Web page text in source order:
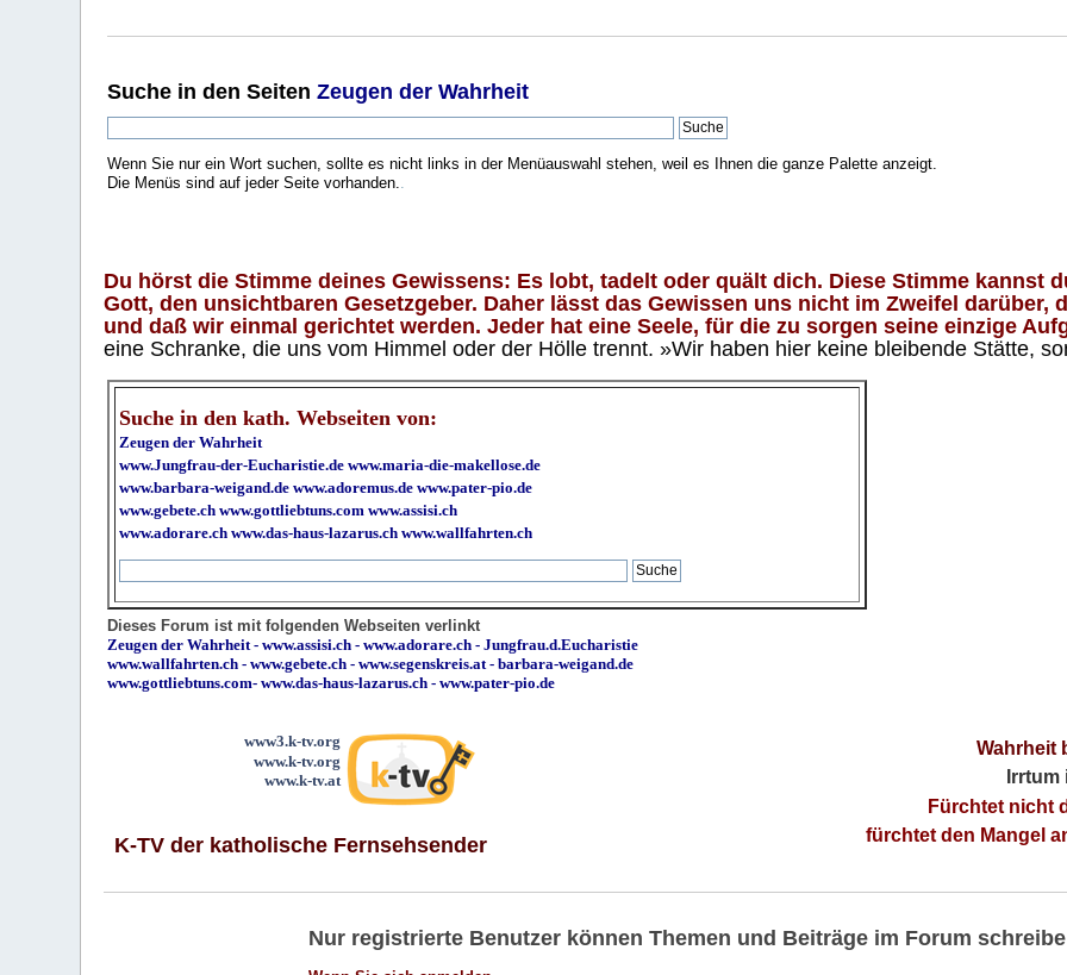
Suche in den SeitenZeugen der Wahrheit
Wenn Sie nur ein Wort suchen, sollte es nicht links in der Menüauswahl stehen, weil es Ihnen die ganze Palette anzeigt.
Die Menüs sind auf jeder Seite vorhanden.
Du hörst die Stimme deines Gewissens: Es lobt, tadelt oder quält dich. Diese Stimme kannst
Gott, den unsichtbaren Gesetzgeber. Daher lässt das Gewissen uns nicht im Zweifel
und daß wir einmal gerichtet werden. Jeder hat eine Seele, für die zu sorgen seine einzige
eine Schranke, die uns vom Himmel oder der Hölle trennt. »Wir haben hier keine bleibende Stätte,
Suche in den kath. Webseiten von:
Zeugen der Wahrheit
www.Jungfrau-der-Eucharistie.de www.maria-die-makellose.de
www.barbara-weigand.de www.adoremus.de www.pater-pio.de
www.gebete.ch www.gottliebtuns.com www.assisi.ch
www.adorare.ch www.das-haus-lazarus.ch www.wallfahrten.ch
Dieses Forum ist mit folgenden Webseiten verlinkt
Zeugen der Wahrheit -www.assisi.ch -www.adorare.ch -Jungfrau.d.Eucharistie
www.wallfahrten.ch -www.gebete.ch -www.segenskreis.at -barbara-weigand.de
www.gottliebtuns.com-www.das-haus-lazarus.ch - www.pater-pio.de
www3.k-tv.org
www.k-tv.org
www.k-tv.at
K-TV der katholische Fernsehsender
Wahrheit
Fürchtet nicht
fürchtet den Mangel
Nur registrierte Benutzer können Themen und Beiträge im Forum